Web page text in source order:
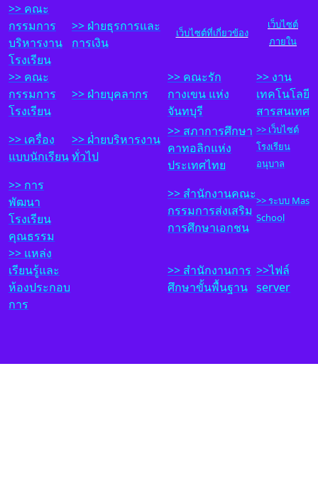
>> คณะ
กรรมการ
บริหารงาน
โรงเรียน
>> ฝ่ายธุรการและ
การเงิน
เว็บไซต์ที่เกี่ยวข้อง
เว็บไซต์
ภายใน
>> คณะ
กรรมการ
โรงเรียน
>> ฝ่ายบุคลากร
>> คณะรัก
กางเขน แห่ง
จันทบุรี
>> งาน
เทคโนโลยี
สารสนเทศ
>> เครื่อง
แบบนักเรียน
>> ฝ่่ายบริหารงาน
ทั่วไป
>> สภาการศึกษา
คาทอลิกแห่ง
ประเทศไทย
>> เว็บไซต์
โรงเรียน
อนุบาล
>> การ
พัฒนา
โรงเรียน
คุณธรรม
>> สำนักงานคณะ
กรรมการส่งเสริม
การศึกษาเอกชน
>> ระบบ Mas
School
>> แหล่ง
เรียนรู้และ
ห้องประกอบ
การ
>> สำนักงานการ
ศึกษาขั้นพื้นฐาน
>>ไฟล์
server